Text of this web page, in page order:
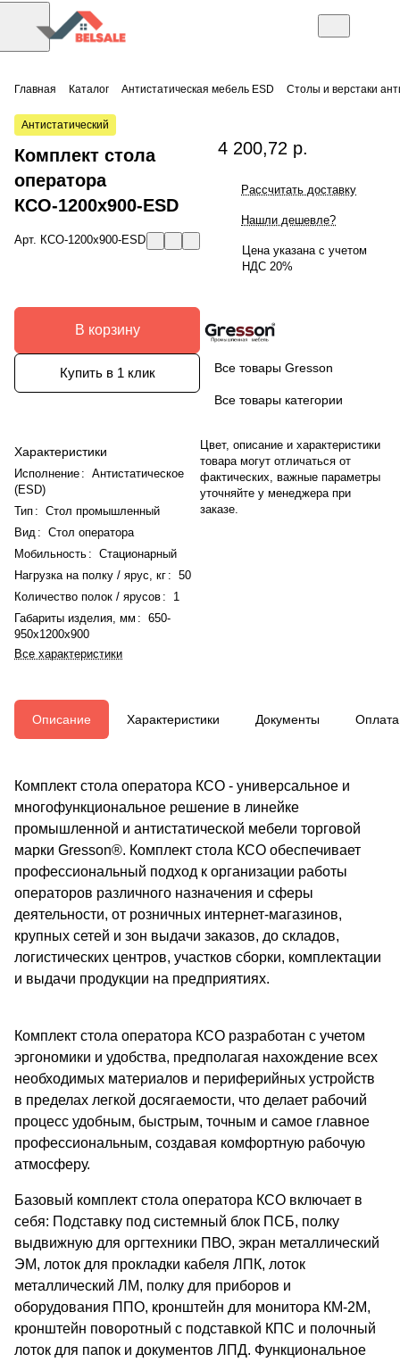
Главная Каталог Антистатическая мебель ESD Столы и верстаки
Антистатический
Комплект стола
оператора
КСО-1200х900-ESD
Арт. КСО-1200х900-ESD
В корзину
Купить в 1 клик
Характеристики
Исполнение : Антистатическое
(ESD)
Тип : Стол промышленный
Вид : Стол оператора
Мобильность : Стационарный
Нагрузка на полку / ярус, кг : 50
Количество полок / ярусов :
1
Габариты изделия, мм : 650-
950x1200x900
Все характеристики
4 200,72 р.
Рассчитать доставку
Нашли дешевле?
Цена указана с учетом
НДС 20%
Все товары Gresson
Все товары категории
Цвет, описание и характеристики
товара могут отличаться от
фактических, важные параметры
уточняйте у менеджера при
заказе.
Описание Характеристики Документы Оплата
Комплект стола оператора КСО - универсальное и
многофункциональное решение в линейке
промышленной и антистатической мебели торговой
марки Gresson®️. Комплект стола КСО обеспечивает
профессиональный подход к организации работы
операторов различного назначения и сферы
деятельности, от розничных интернет-магазинов,
крупных сетей и зон выдачи заказов, до складов,
логистических центров, участков сборки, комплектации
и выдачи продукции на предприятиях.
Комплект стола оператора КСО разработан с учетом
эргономики и удобства, предполагая нахождение всех
необходимых материалов и периферийных устройств
в пределах легкой досягаемости, что делает рабочий
процесс удобным, быстрым, точным и самое главное
профессиональным, создавая комфортную рабочую
атмосферу.
Базовый комплект стола оператора КСО включает в
себя: Подставку под системный блок ПСБ, полку
выдвижную для оргтехники ПВО, экран металлический
ЭМ, лоток для прокладки кабеля ЛПК, лоток
металлический ЛМ, полку для приборов и
оборудования ППО, кронштейн для монитора КМ-2М,
кронштейн поворотный с подставкой КПС и полочный
лоток для папок и документов ЛПД. Функциональное